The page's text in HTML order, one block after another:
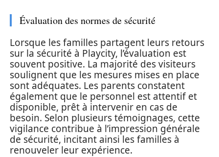
Évaluation des normes de sécurité
Lorsque les familles partagent leurs retours
sur la sécurité à Playcity, l’évaluation est
souvent positive. La majorité des visiteurs
soulignent que les mesures mises en place
sont adéquates. Les parents constatent
également que le personnel est attentif et
disponible, prêt à intervenir en cas de
besoin. Selon plusieurs témoignages, cette
vigilance contribue à l’impression générale
de sécurité, incitant ainsi les familles à
renouveler leur expérience.